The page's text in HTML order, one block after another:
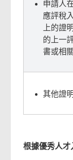
申請人
應評稅
上的證
的上一
書或相
其他證
根據優秀人